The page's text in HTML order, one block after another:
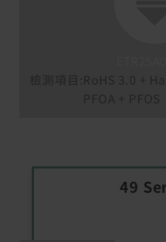
檢測項目:RoHS 3.0 +
PFOA + PFOS
49